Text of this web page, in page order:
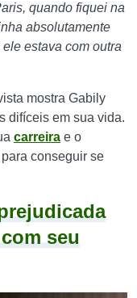
quando fiquei na
absolutamente
estava com outra
mostra Gabily
difíceis em sua vida.
carreira e o
conseguir se
seu